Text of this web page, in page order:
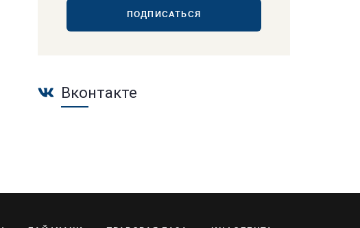
ПОДПИСАТЬСЯ
Вконтакте